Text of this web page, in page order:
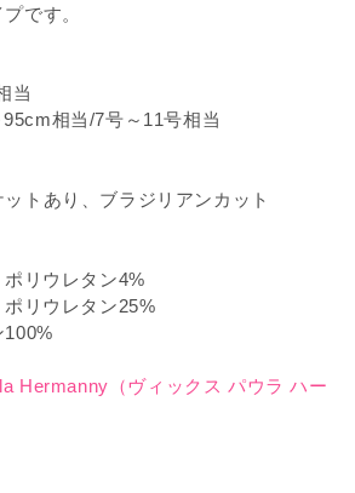
です。
当
相当/7号～11号相当
トあり、ブラジリアンカット
リウレタン4%
リウレタン25%
100%
Hermanny（ヴィックス パウラ ハー